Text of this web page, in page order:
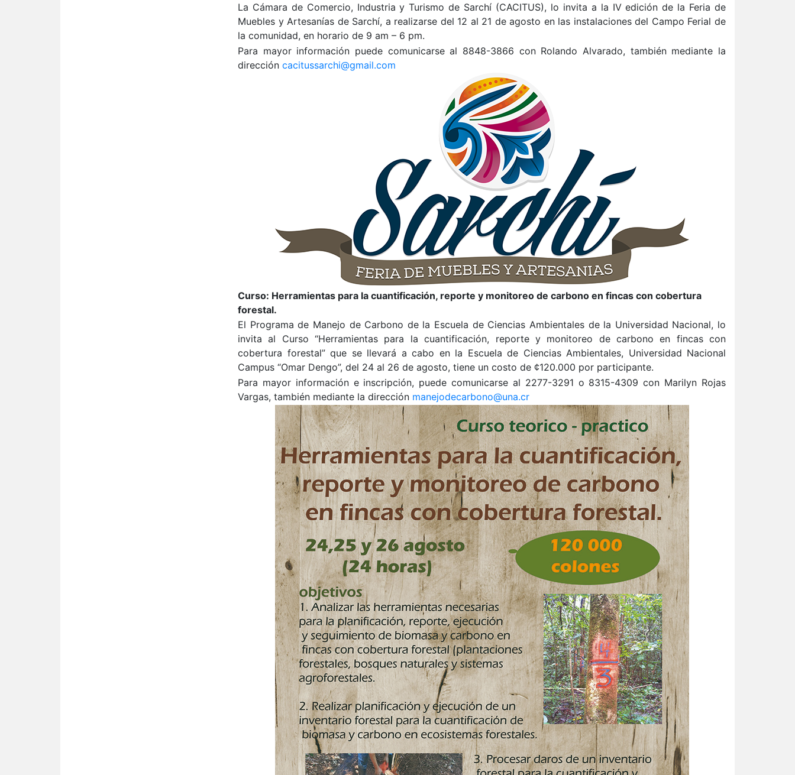
La Cámara de Comercio, Industria y Turismo de Sarchí (CACITUS), lo invita a la IV edición de la Feria de
Muebles y Artesanías de Sarchí, a realizarse del 12 al 21 de agosto en las instalaciones del Campo Ferial de
la comunidad, en horario de 9 am – 6 pm.
Para mayor información puede comunicarse al 8848-3866 con Rolando Alvarado, también mediante la
dirección cacitussarchi@gmail.com
Curso: Herramientas para la cuantificación, reporte y monitoreo de carbono en fincas con cobertura
forestal.
El Programa de Manejo de Carbono de la Escuela de Ciencias Ambientales de la Universidad Nacional, lo
invita al Curso “Herramientas para la cuantificación, reporte y monitoreo de carbono en fincas con
cobertura forestal” que se llevará a cabo en la Escuela de Ciencias Ambientales, Universidad Nacional
Campus “Omar Dengo”, del 24 al 26 de agosto, tiene un costo de ¢120.000 por participante.
Para mayor información e inscripción, puede comunicarse al 2277-3291 o 8315-4309 con Marilyn Rojas
Vargas, también mediante la dirección manejodecarbono@una.cr